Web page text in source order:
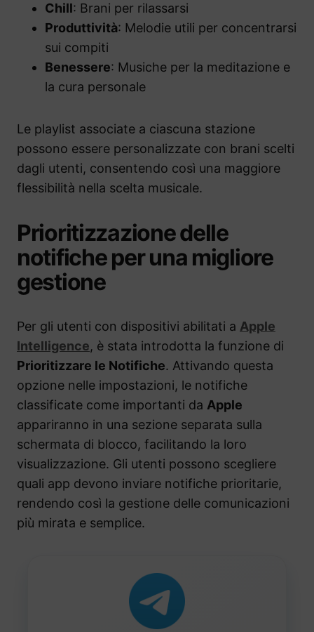
Chill: Brani per rilassarsi
Produttività: Melodie utili per concentrarsi
sui compiti
Benessere: Musiche per la meditazione e
la cura personale
Le playlist associate a ciascuna stazione
possono essere personalizzate con brani scelti
dagli utenti, consentendo così una maggiore
flessibilità nella scelta musicale.
Prioritizzazione delle
notifiche per una migliore
gestione
Per gli utenti con dispositivi abilitati a Apple
Intelligence, è stata introdotta la funzione di
Prioritizzare le Notifiche. Attivando questa
opzione nelle impostazioni, le notifiche
classificate come importanti da Apple
appariranno in una sezione separata sulla
schermata di blocco, facilitando la loro
visualizzazione. Gli utenti possono scegliere
quali app devono inviare notifiche prioritarie,
rendendo così la gestione delle comunicazioni
più mirata e semplice.